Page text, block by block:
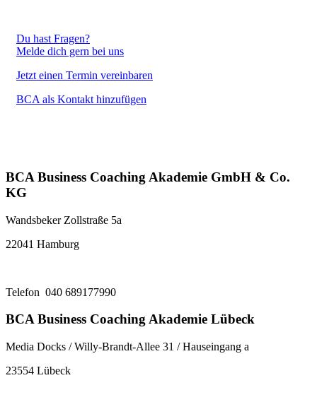
Du hast Fragen?
Melde dich gern bei uns
Jetzt einen Termin vereinbaren
BCA als Kontakt hinzufügen
BCA Business Coaching Akademie GmbH & Co.
KG
Wandsbeker Zollstraße 5a
22041 Hamburg
Telefon 040 689177990
BCA Business Coaching Akademie Lübeck
Media Docks / Willy-Brandt-Allee 31 / Hauseingang a
23554 Lübeck